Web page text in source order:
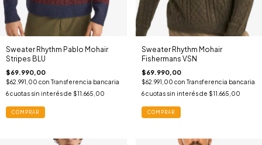
Sweater Rhythm Pablo Mohair
Stripes BLU
$69.990,00
$62.991,00 con Transferencia bancaria
6cuotas sin interés de $11.665,00
COMPRAR
Sweater Rhythm Mohair
Fishermans VSN
$69.990,00
$62.991,00 con Transferencia bancaria
6 cuotas sin interés de $11.665,00
COMPRAR